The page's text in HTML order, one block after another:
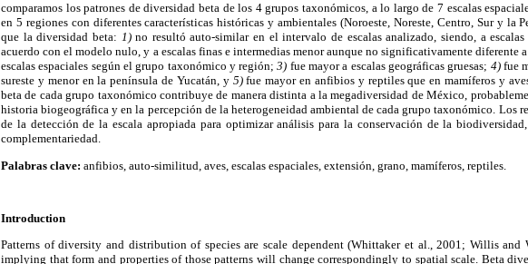
comparamos los patrones de diversidad beta de los 4 grupos taxonómicos, a lo largo de 7 escalas
en 5 regiones con diferentes características históricas y ambientales (Noroeste, Noreste, Centro, Sur y la
que la diversidad beta: 1)no resultó auto-similar en el intervalo de escalas analizado, siendo, a escalas
acuerdo con el modelo nulo, y a escalas finas e intermedias menor aunque no significativamente diferente
escalas espaciales según el grupo taxonómico y región;3) fue mayor a escalas geográficas gruesas; 4)fue
sureste y menor en la península de Yucatán, y 5)fue mayor en anfibios y reptiles que en mamíferos y
beta de cada grupo taxonómico contribuye de manera distinta a la megadiversidad de México,
historia biogeográfica y en la percepción de la heterogeneidad ambiental de cada grupo taxonómico. Los
de la detección de la escala apropiada para optimizar análisis para la conservación de la
complementariedad.
Palabras clave: anfibios, auto-similitud, aves, escalas espaciales, extensión, grano, mamíferos, reptiles.
Introduction
Patterns of diversity and distribution of species are scale dependent (Whittaker et al., 2001; Willis and
implying that form and properties of those patterns will change correspondingly to spatial scale. Beta